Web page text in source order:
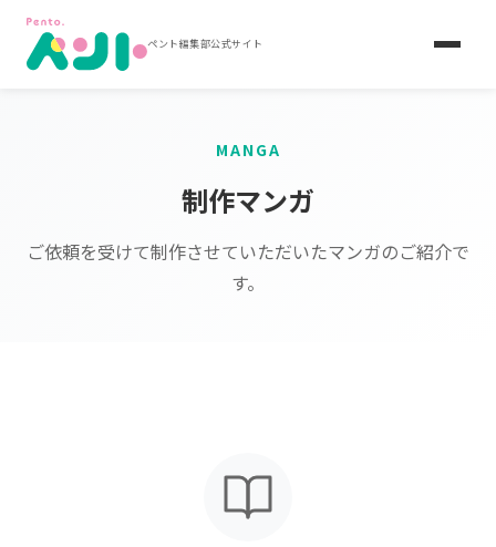
ペント編集部公式サイト
MANGA
制作マンガ
ご依頼を受けて制作させていただいたマンガのご紹介で
す。